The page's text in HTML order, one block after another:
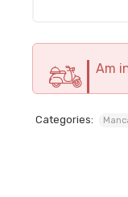
Am
Categories: